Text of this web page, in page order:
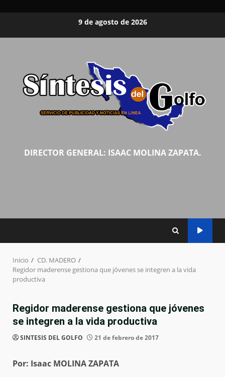
9 de agosto de 2026
DIRECTOR GENERAL: ISAAC MOLINA ZAPATA.
Inicio
CD. MADERO
Regidor maderense gestiona que jóvenes se integren a la vida
productiva
Regidor maderense gestiona que jóvenes
se integren a la vida productiva
SINTESIS DEL GOLFO 21 de febrero de 2017
Por: Isaac MOLINA ZAPATA